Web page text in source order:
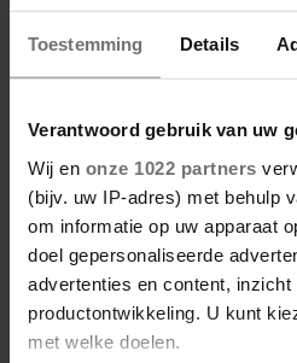
Toestemming Details
Verantwoord gebruik van uw
Wij en onze 1022 partners
(bijv. uw IP-adres) met behulp
om informatie op uw apparaat
doel gepersonaliseerde
advertenties en content, inzicht
productontwikkeling. U kunt
met welke doelen.
je toch voor de zak
gezondste optie, zeker als je